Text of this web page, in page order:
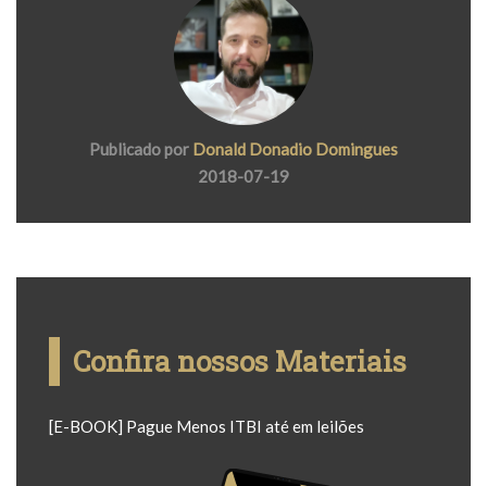
Publicado por Donald Donadio Domingues
2018-07-19
Confira nossos Materiais
[E-BOOK] Pague Menos ITBI até em leilões